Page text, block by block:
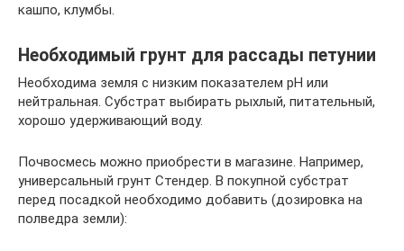
кашпо, клумбы.
Необходимый грунт для рассады петунии
Необходима земля с низким показателем pH или
нейтральная. Субстрат выбирать рыхлый, питательный,
хорошо удерживающий воду.
Почвосмесь можно приобрести в магазине. Например,
универсальный грунт Стендер. В покупной субстрат
перед посадкой необходимо добавить (дозировка на
полведра земли):